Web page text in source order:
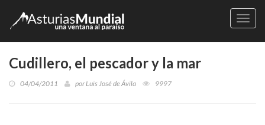
Cudillero, el pescador y la mar
04/04/2011 porLuis José de Ávila 9997